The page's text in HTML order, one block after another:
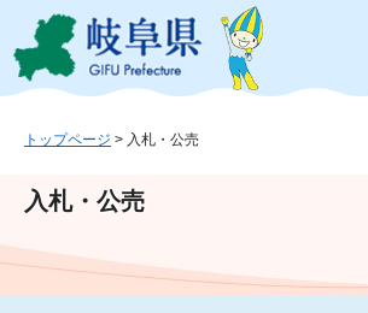
ジ
ュ
文
このページの本文へ
トップページ > 入札・公売
入札・公売